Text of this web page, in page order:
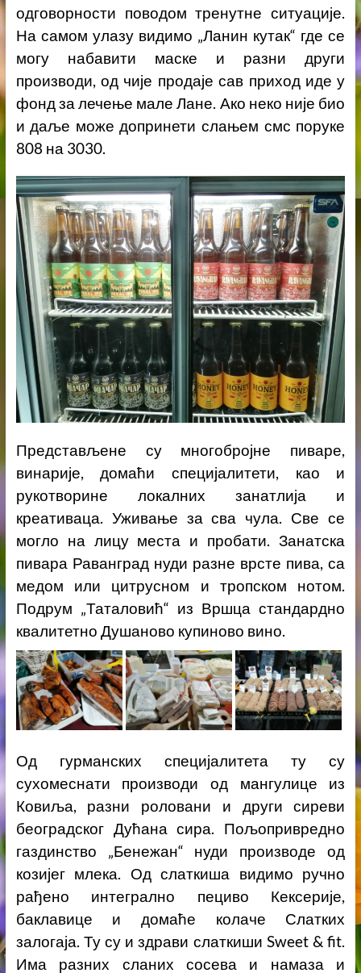
одговорности поводом тренутне ситуације.
На самом улазу видимо „Ланин кутак“ где се
могу набавити маске и разни други
производи, од чије продаје сав приход иде у
фонд за лечење мале Лане. Ако неко није био
и даље може допринети слањем смс поруке
808 на 3030.
Представљене су многобројне пиваре,
винарије, домаћи специјалитети, као и
рукотворине локалних занатлија и
креативаца. Уживање за сва чула. Све се
могло на лицу места и пробати. Занатска
пивара Раванград нуди разне врсте пива, са
медом или цитрусном и тропском нотом.
Подрум „Таталовић“ из Вршца стандардно
квалитетно Душаново купиново вино.
Од гурманских специјалитета ту су
сухомеснати производи од мангулице из
Ковиља, разни роловани и други сиреви
београдског Дућана сира. Пољопривредно
газдинство „Бенежан“ нуди производе од
козијег млека. Од слаткиша видимо ручно
рађено интегрално пециво Кексерије,
баклавице и домаће колаче Слатких
залогаја. Ту су и здрави слаткиши Sweet & fit.
Има разних сланих сосева и намаза и